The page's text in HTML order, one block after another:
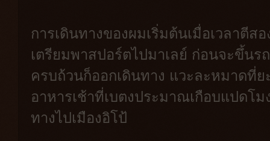
การเดินทางของผมเริ่มต้นเมื่อเวลาตี
เตรียมพาสปอร์ตไปมาเลย์ ก่อนจะขึ้นร
ครบถ้วนก็ออกเดินทาง แวะละหมาดที่
อาหารเช้าที่เบตงประมาณเกือบแปดโ
ทางไปเมืองอิโป้